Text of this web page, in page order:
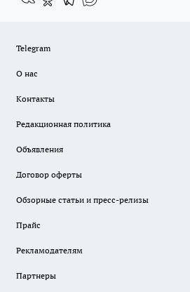
Telegram
О нас
Контакты
Редакционная политика
Объявления
Договор оферты
Обзорные статьи и пресс-релизы
Прайс
Рекламодателям
Партнеры